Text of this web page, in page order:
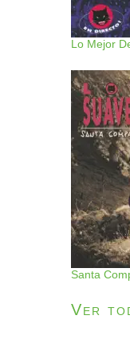
Lo Mejor
Santa
Ver